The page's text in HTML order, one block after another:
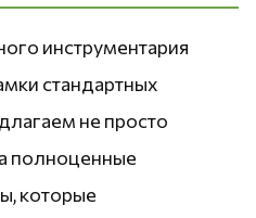
инструментария
стандартных
не просто
полноценные
которые